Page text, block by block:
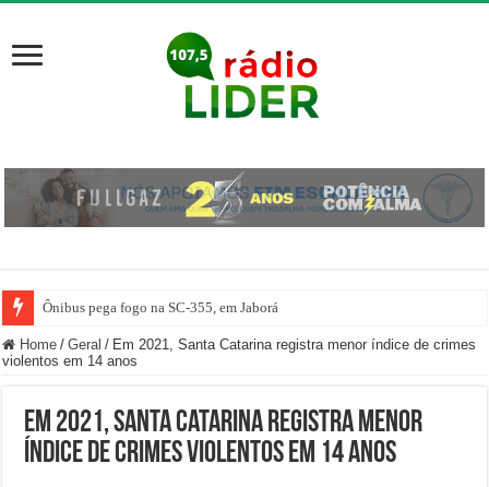
Ônibus pega fogo na SC-355, em Jaborá
Home / Geral / Em 2021, Santa Catarina registra menor índice de crimes
violentos em 14 anos
Em 2021, Santa Catarina registra menor
índice de crimes violentos em 14 anos